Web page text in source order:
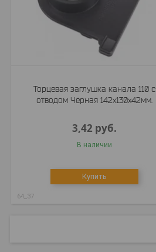
Торцевая заглушка канала 110 с
отводом Чёрная 142x130x42мм.
3,42 руб.
В наличии
Купить
64_37